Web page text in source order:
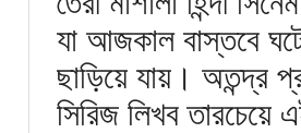
যা আজকাল বাস্তবে
ছাড়িয়ে যায়। অতন্দ্র
সিরিজ লিখব তারচেয়ে